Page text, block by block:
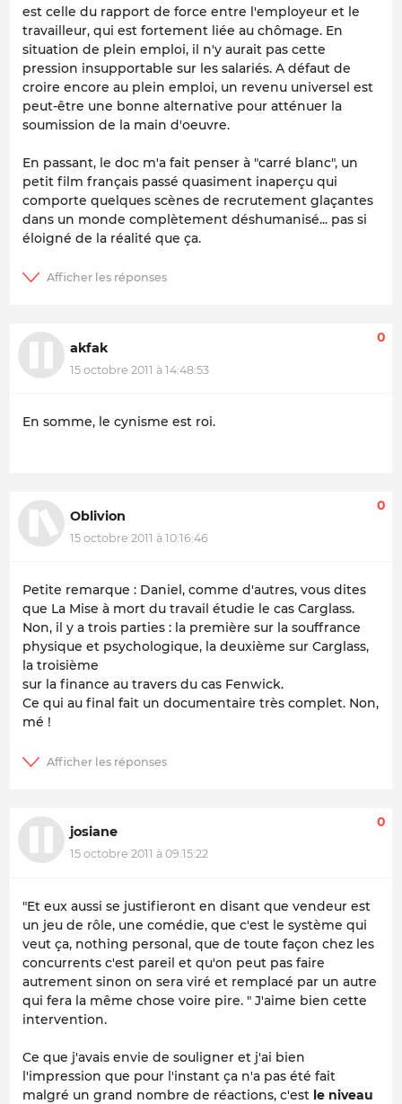
est celle du rapport de force entre l'employeur et le
travailleur, qui est fortement liée au chômage. En
situation de plein emploi, il n'y aurait pas cette
pression insupportable sur les salariés. A défaut de
croire encore au plein emploi, un revenu universel est
peut-être une bonne alternative pour atténuer la
soumission de la main d'oeuvre.
En passant, le doc m'a fait penser à "carré blanc", un
petit film français passé quasiment inaperçu qui
comporte quelques scènes de recrutement glaçantes
dans un monde complètement déshumanisé... pas si
éloigné de la réalité que ça.
akfak
15 octobre 2011 à 14:48:53
0
En somme, le cynisme est roi.
Oblivion
15 octobre 2011 à 10:16:46
0
Petite remarque : Daniel, comme d'autres, vous dites
que La Mise à mort du travail étudie le cas Carglass.
Non, il y a trois parties : la première sur la souffrance
physique et psychologique, la deuxième sur Carglass,
la troisième
sur la finance au travers du cas Fenwick.
Ce qui au final fait un documentaire très complet. Non,
mé !
josiane
15 octobre 2011 à 09:15:22
0
"Et eux aussi se justifieront en disant que vendeur est
un jeu de rôle, une comédie, que c'est le système qui
veut ça, nothing personal, que de toute façon chez les
concurrents c'est pareil et qu'on peut pas faire
autrement sinon on sera viré et remplacé par un autre
qui fera la même chose voire pire. " J'aime bien cette
intervention.
Ce que j'avais envie de souligner et j'ai bien
l'impression que pour l'instant ça n'a pas été fait
malgré un grand nombre de réactions, c'est le niveau